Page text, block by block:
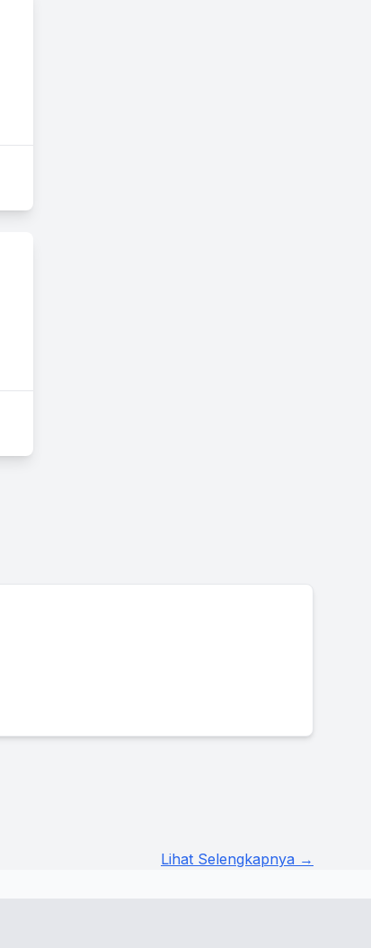
Lihat Selengkapnya →